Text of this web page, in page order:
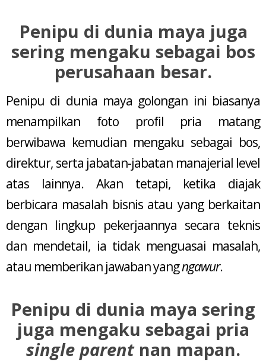
Penipu di dunia maya juga
sering mengaku sebagai bos
perusahaan besar.
Penipu di dunia maya golongan ini biasanya
menampilkan foto profil pria matang
berwibawa kemudian mengaku sebagai bos,
direktur, serta jabatan-jabatan manajerial level
atas lainnya. Akan tetapi, ketika diajak
berbicara masalah bisnis atau yang berkaitan
dengan lingkup pekerjaannya secara teknis
dan mendetail, ia tidak menguasai masalah,
atau memberikan jawaban yangngawur.
Penipu di dunia maya sering
juga mengaku sebagai pria
single parentnan mapan.